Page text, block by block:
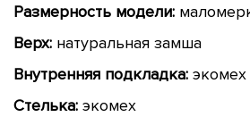
Размерность модели:
Верх: натуральная замша
Внутренняя подкладка: экомех
Стелька: экомех